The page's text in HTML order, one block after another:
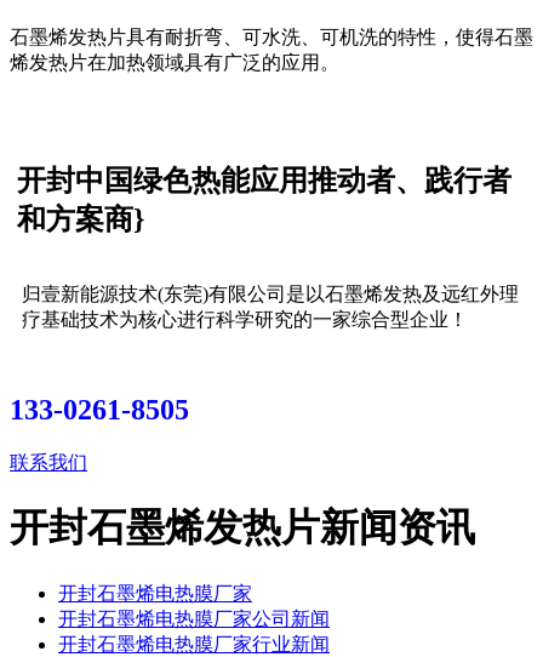
石墨烯发热片具有耐折弯、可水洗、可机洗的特性，使得石墨
烯发热片在加热领域具有广泛的应用。
开封中国绿色热能应用推动者、践行者
和方案商}
归壹新能源技术(东莞)有限公司是以石墨烯发热及远红外理
疗基础技术为核心进行科学研究的一家综合型企业！
133-0261-8505
联系我们
开封石墨烯发热片新闻资讯
开封石墨烯电热膜厂家
开封石墨烯电热膜厂家公司新闻
开封石墨烯电热膜厂家行业新闻